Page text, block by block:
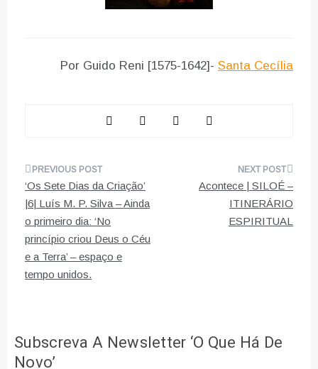
Por Guido Reni [1575-1642]- Santa Cecília
Navegação
de
artigos
‘Os Sete Dias da Criação’
|6| Luís M. P. Silva – Ainda
o primeiro dia: ‘No
princípio criou Deus o Céu
e a Terra’ – espaço e
tempo unidos.
Acontece | SILOÉ –
ITINERÁRIO
ESPIRITUAL
Subscreva A Newsletter ‘O Que Há De
Novo’